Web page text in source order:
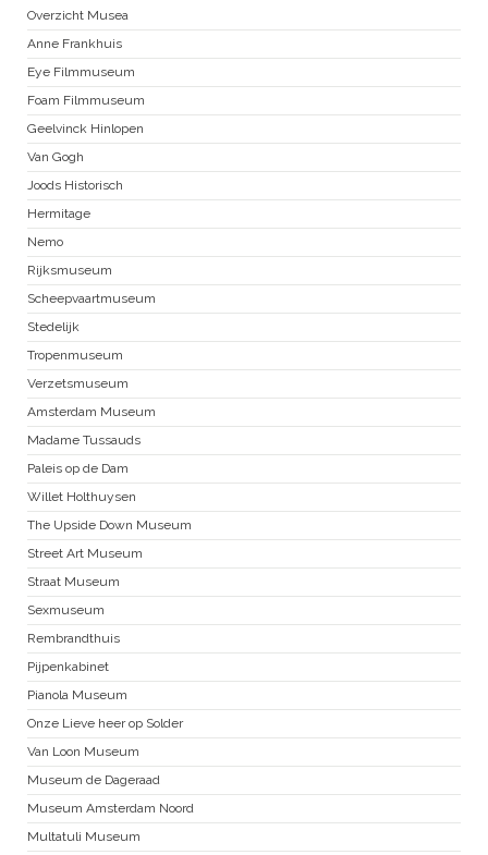
Overzicht Musea
Anne Frankhuis
Eye Filmmuseum
Foam Filmmuseum
Geelvinck Hinlopen
Van Gogh
Joods Historisch
Hermitage
Nemo
Rijksmuseum
Scheepvaartmuseum
Stedelijk
Tropenmuseum
Verzetsmuseum
Amsterdam Museum
Madame Tussauds
Paleis op de Dam
Willet Holthuysen
The Upside Down Museum
Street Art Museum
Straat Museum
Sexmuseum
Rembrandthuis
Pijpenkabinet
Pianola Museum
Onze Lieve heer op Solder
Van Loon Museum
Museum de Dageraad
Museum Amsterdam Noord
Multatuli Museum